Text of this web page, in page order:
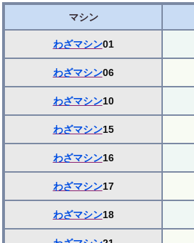
マシン
わざマシン01
わざマシン06
わざマシン10
わざマシン15
わざマシン16
わざマシン17
わざマシン18